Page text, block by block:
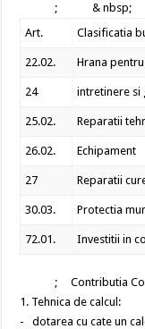
; & nbsp;
Art.
Clasificatia
22.02. Hrana
24 intretinere si
25.02. Reparatii
26.02. Echipament
27 Reparatii
30.03. Protectia
72.01. Investitii in
; Contributia
1. Tehnica de calcul:
- dotarea cu cate un